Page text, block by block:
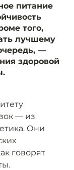
питание
того,
лучшему
—
здоровой
— из
Они
говорят